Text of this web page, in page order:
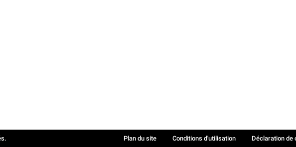
Plan du site Conditions d'utilisation Déclaration de